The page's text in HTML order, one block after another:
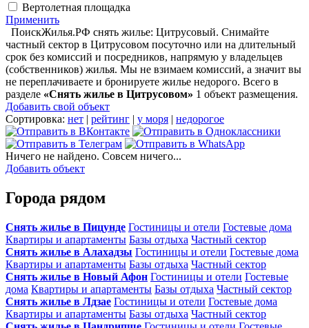
Вертолетная площадка
Применить
ПоискЖилья.РФ снять жилье: Цитрусовый. Снимайте
частный сектор в Цитрусовом посуточно или на длительный
срок без комиссий и посредников, напрямую у владельцев
(собственников) жилья. Мы не взимаем комиссий, а значит вы
не переплачиваете и бронируете жилье недорого. Всего в
разделе «Снять жилье в Цитрусовом» 1 объект размещения.
Добавить свой объект
Сортировка: нет | рейтинг | у моря | недорогое
Ничего не найдено. Совсем ничего...
Добавить объект
Города рядом
Снять жилье в Пицунде Гостиницы и отели Гостевые дома
Квартиры и апартаменты Базы отдыха Частный сектор
Снять жилье в Алахадзы Гостиницы и отели Гостевые дома
Квартиры и апартаменты Базы отдыха Частный сектор
Снять жилье в Новый Афон Гостиницы и отели Гостевые
дома Квартиры и апартаменты Базы отдыха Частный сектор
Снять жилье в Лдзае Гостиницы и отели Гостевые дома
Квартиры и апартаменты Базы отдыха Частный сектор